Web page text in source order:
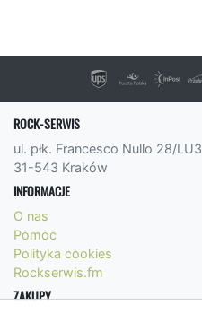
ROCK-SERWIS
ul. płk. Francesco Nullo 28/LU3
31-543 Kraków
INFORMACJE
O nas
Pomoc
Polityka cookies
Rockserwis.fm
ZAKUPY